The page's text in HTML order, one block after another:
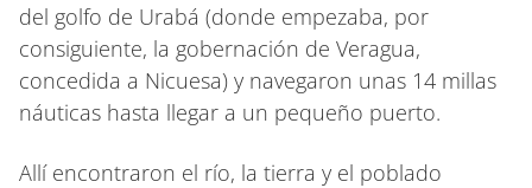
del golfo de Urabá (donde empezaba, por
consiguiente, la gobernación de Veragua,
concedida a Nicuesa) y navegaron unas 14 millas
náuticas hasta llegar a un pequeño puerto.
Allí encontraron el río, la tierra y el poblado